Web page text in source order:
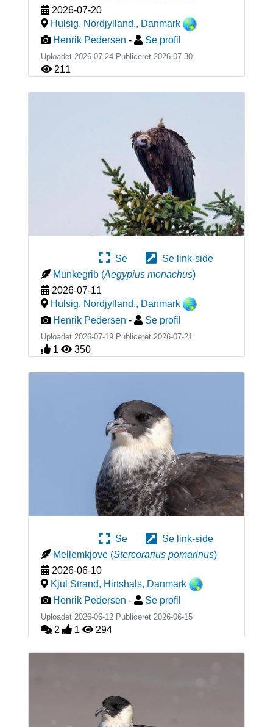
2026-07-20
Hulsig. Nordjylland., Danmark
Henrik Pedersen - Se profil
Uploadet 2026-07-24 Publiceret 2026-07-30
211
Se
Se link-side
Munkegrib (Aegypius monachus)
2026-07-11
Hulsig. Nordjylland., Danmark
Henrik Pedersen - Se profil
Uploadet 2026-07-19 Publiceret 2026-07-21
1 350
Se
Se link-side
Mellemkjove (Stercorarius pomarinus)
2026-06-10
Kjul Strand, Hirtshals, Danmark
Henrik Pedersen - Se profil
Uploadet 2026-06-12 Publiceret 2026-06-15
2 1 294